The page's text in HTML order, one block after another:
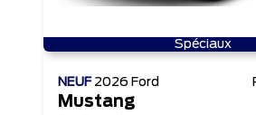
Spéciaux
NEUF 2026 Ford
Mustang